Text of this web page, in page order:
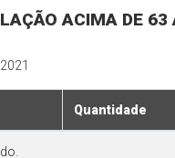
ACIMA DE 63
Quantidade